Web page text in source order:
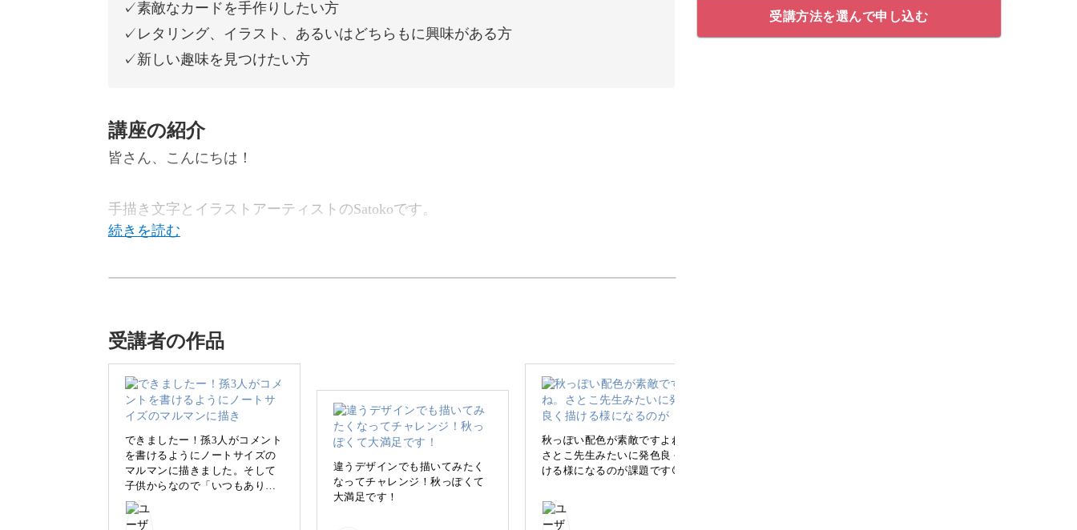
受講方法を選んで申し込む
✓素敵なカードを手作りしたい方
✓レタリング、イラスト、あるいはどちらもに興味がある方
✓新しい趣味を見つけたい方
講座の紹介
皆さん、こんにちは！
手描き文字とイラストアーティストのSatokoです。
手描きの温かみ溢れる特別なポストカードを作って、大事な人に感謝の気持ちを伝えて
みませんか？
手書きのポストカードを作ろう
受講者の作品
できましたー！孫3人がコメント
を書けるようにノートサイズの
マルマンに描きました。そして
子供からなので「いつもありが
とう❤️」に🥰 下の部分の茶
色、水の加減を一定にする様に
違うデザインでも描いてみたく
なってチャレンジ！秋っぽくて
大満足です！
秋っぽい配色が素敵ですよね。
さとこ先生みたいに発色良く描
ける様になるのが課題です😊